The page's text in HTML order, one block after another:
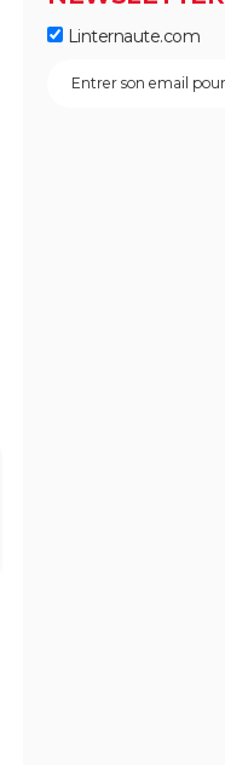
Linternaute.com